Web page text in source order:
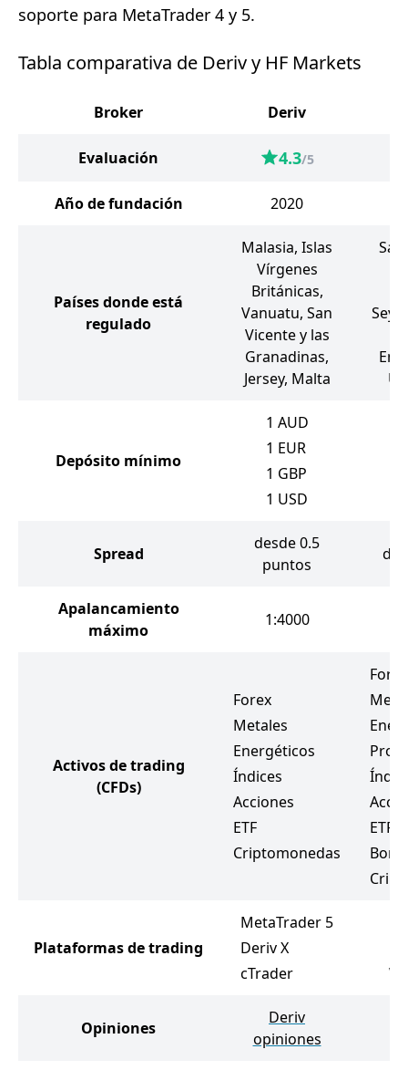
soporte para MetaTrader 4 y 5.
Tabla comparativa de Deriv y HF Markets
Broker Deriv
Evaluación 4.3/5
Año de fundación 2020
Países donde está
regulado
Malasia, Islas
Vírgenes
Británicas,
Vanuatu, San
Vicente y las
Granadinas,
Jersey, Malta
Depósito mínimo
1 AUD
1 EUR
1 GBP
1 USD
Spread
desde 0.5
puntos
Apalancamiento
máximo
1:4000
Activos de trading
(CFDs)
Forex
Metales
Energéticos
Índices
Acciones
ETF
Criptomonedas
Forex
ETF
Plataformas de trading
MetaTrader 5
Deriv X
cTrader
Opiniones
Deriv
opiniones